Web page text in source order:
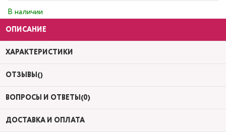
В наличии
ОПИСАНИЕ
ХАРАКТЕРИСТИКИ
ОТЗЫВЫ()
ВОПРОСЫ И ОТВЕТЫ(0)
ДОСТАВКА И ОПЛАТА